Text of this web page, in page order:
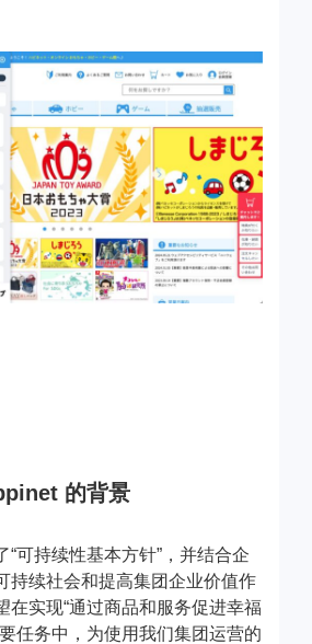
的背景
“可持续性基本方针”，并结合企
持续社会和提高集团企业价值作
在实现“通过商品和服务促进幸福
任务中，为使用我们集团运营的